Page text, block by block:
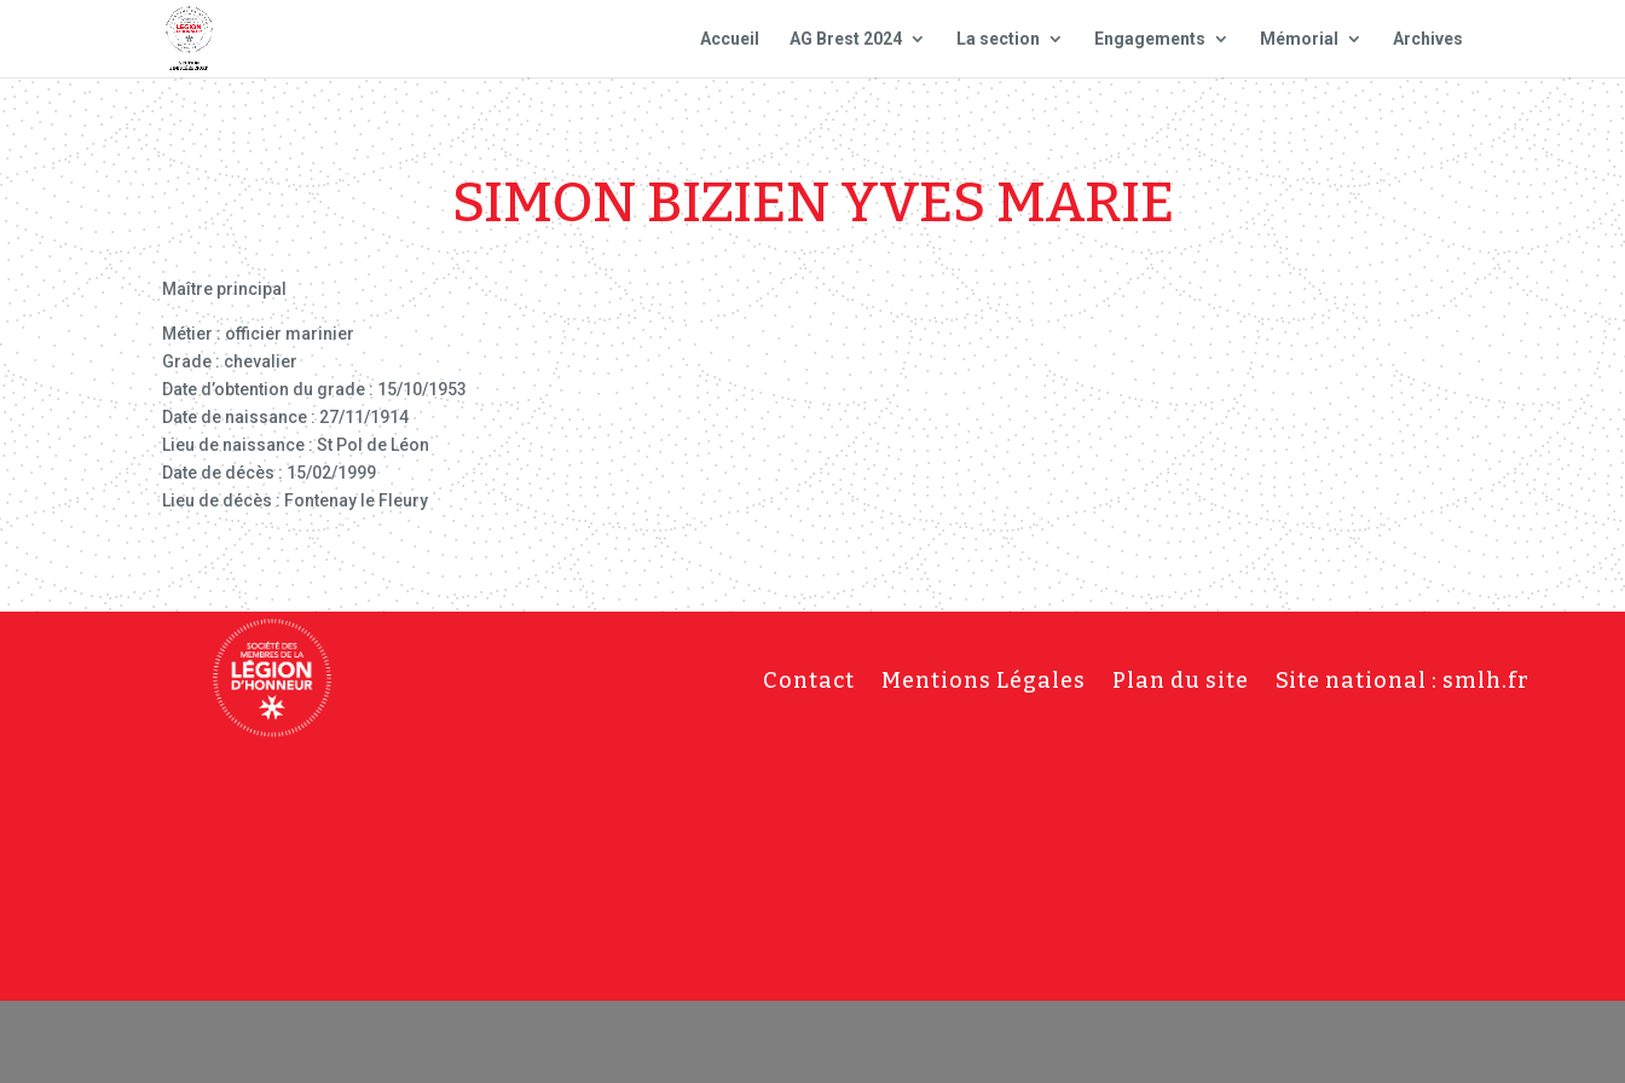
Accueil AG Brest 2024 La section Engagements Mémorial Archives
SIMON BIZIEN YVES MARIE
Maître principal
Métier : officier marinier
Grade : chevalier
Date d’obtention du grade : 15/10/1953
Date de naissance : 27/11/1914
Lieu de naissance : St Pol de Léon
Date de décès : 15/02/1999
Lieu de décès : Fontenay le Fleury
Contact Mentions Légales Plan du site Site national : smlh.fr